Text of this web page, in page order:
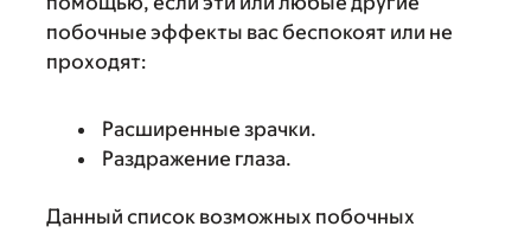
побочные эффекты вас беспокоят или не
проходят:
Расширенные зрачки.
Раздражение глаза.
Данный список возможных побочных